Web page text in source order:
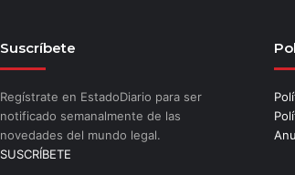
Suscríbete
Regístrate en EstadoDiario para ser
notificado semanalmente de las
novedades del mundo legal.
SUSCRÍBETE